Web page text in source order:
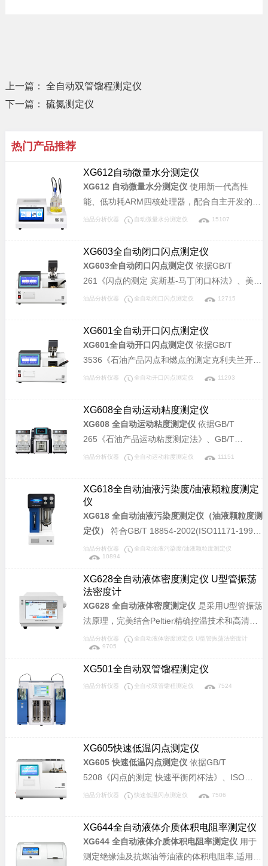
上一篇：
全自动双管馏程测定仪
下一篇：
硫氮测定仪
热门产品推荐
XG612自动微量水分测定仪
XG612 自动微量水分测定仪使用新一代高性
能、低功耗ARM四核处理器，配合自主开发的先
进数字电路技术，仪器运行稳定、精度高。广泛
油品分析仪器 自动微量水分测定仪 15107
XG603全自动闭口闪点测定仪
XG603全自动闭口闪点测定仪依据GB/T
261《闪点的测定 宾斯基-马丁闭口杯法》、美国
材料协会标准 ASTM D93、ISO2719《闪点的测
制造。本仪器可广泛应用于石油、铁路、航空、
电力及大专院校、科研院所、油品检测等相关单
位，测定石油产品的闭口杯闪点值，是理想同类
油品分析仪器 全自动闭口闪点测定仪 12715
XG601全自动开口闪点测定仪
XG601全自动开口闪点测定仪依据GB/T
3536《石油产品闪点和燃点的测定克利夫兰开口
杯法》、美国材料协会标准 ASTM D92《克利夫
ISO2592《石油及有关产品闪点和燃点的测定水
平开口杯法》所规定的要求设计制造。本仪器可
广泛应用于石油、铁路、航空、电力及大专院
油品分析仪器 全自动开口闪点测定仪 11293
XG608全自动运动粘度测定仪
XG608 全自动运动粘度测定仪依据GB/T
265《石油产品运动粘度测定法》、GB/T
11137《深色石油产品运动粘度测定法(逆流
表示和判定》、GB/T 1995《石油产品粘度指数
计算法》，及中华人民共和国计量检定规程JJG
155《工作毛细管粘度计》所规定的要求设计制
造。适用于测定液体石油产品（指牛顿液体）和
聚合物稀溶液的运动粘度(mm2/s)，也可以根据
标准物质对毛细管的系数进行标定，可广泛应用
于电力、石油化工、钢铁冶金、检测机构、科研
院所、大专院校、铁路、航空、计量等部门。
油品分析仪器 全自动运动粘度测定仪 11151
XG618全自动油液污染度/油液颗粒度测定
仪
XG618 全自动油液污染度测定仪（油液颗粒度测
定仪）
等标准。采用光阻(遮光)法计数原理研制，完全
符合相应国家标准及国际标准。可提供快速、准
确、可靠、可重复的检测结果及完整的污染监测
分析报告，适用于液压油、润滑油、抗燃油、绝
缘油和透平油等颗粒污染度的检测。可广泛应用
于航空、航天、电力、石油、化工、交通、港
口、冶金、机械、汽车制造等领域。
油品分析仪器
全自动油液污染度/油液颗粒度测定仪
10894
XG628全自动液体密度测定仪 U型管振荡
法密度计
XG628 全自动液体密度测定仪是采用U型管振荡
法原理，完美结合Peltier精确控温技术和高清视
频摄像技术，不但为用户提供准确、稳定、可靠
的测试结果，还为用户带来高效便捷的测试感
受。高清视频可方便看到样品中是否有气泡影
响，采用脉冲激发，高精度检测技术，方便用户
油品分析仪器
全自动液体密度测定仪 U型管振荡法密度计
9705
XG501全自动双管馏程测定仪
油品分析仪器 全自动双管馏程测定仪 7524
XG605快速低温闪点测定仪
XG605 快速低温闪点测定仪依据GB/T
5208《闪点的测定 快速平衡闭杯法》、ISO
1523《闪点测定.闭杯平衡法》和ISO 3679《闪
造。满足石油、化工、涂料、油漆、铁路、航
空、电力、商检、部队、科研院校等相关单位对
石油产品闭口闪点快速测试的要求。适用于闭口
油品分析仪器 快速低温闪点测定仪 7506
XG644全自动液体介质体积电阻率测定仪
XG644 全自动液体介质体积电阻率测定仪用于
测定绝缘油及抗燃油等油液的体积电阻率,适用于